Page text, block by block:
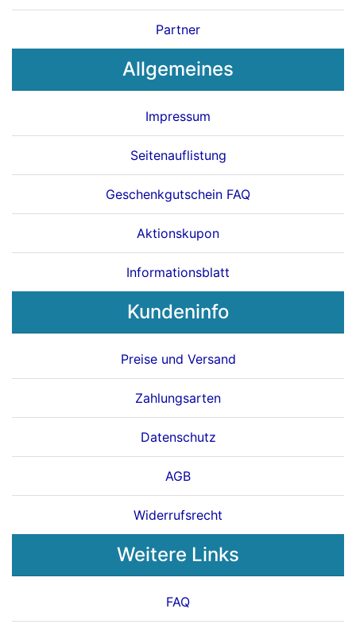
Partner
Allgemeines
Impressum
Seitenauflistung
Geschenkgutschein FAQ
Aktionskupon
Informationsblatt
Kundeninfo
Preise und Versand
Zahlungsarten
Datenschutz
AGB
Widerrufsrecht
Weitere Links
FAQ